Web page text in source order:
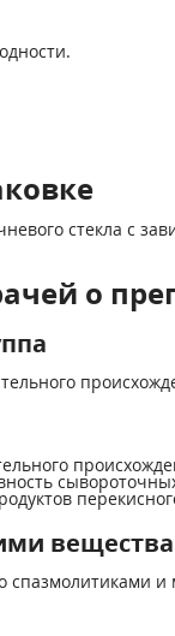
стекла с
о
и